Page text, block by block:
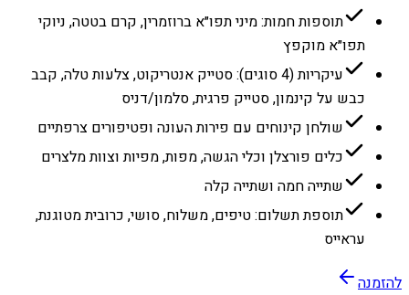
תוספות חמות: מיני תפו״א ברוזמרין, קרם בטטה, ניוקי
תפו״א מוקפץ
עיקריות (4 סוגים): סטייק אנטריקוט, צלעות טלה, קבב
כבש על קינמון, סטייק פרגית, סלמון/דניס
שולחן קינוחים עם פירות העונה ופטיפורים צרפתיים
כלים פורצלן וכלי הגשה, מפות, מפיות וצוות מלצרים
שתייה חמה ושתייה קלה
תוספת תשלום: טיפים, משלוח, סושי, כרובית מטוגנת,
עראייס
להזמנה